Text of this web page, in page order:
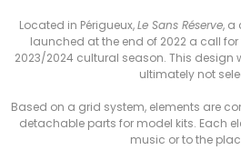
Located in Périgueux,Le Sans Réserve, a
launched at the end of 2022 a call
2023/2024 cultural season. This
ultimately not
Based on a grid system, elements are
detachable parts for model kits. Each
music or to the